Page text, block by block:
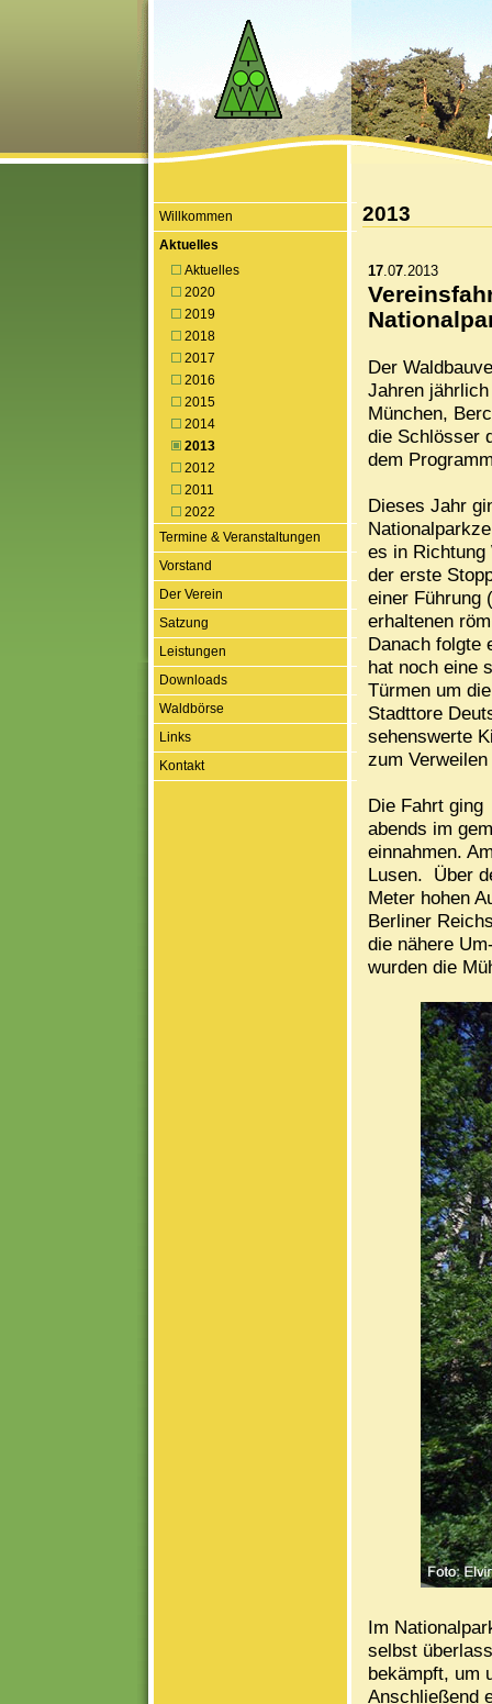
Willkommen
Aktuelles
Aktuelles
2020
2019
2018
2017
2016
2015
2014
2013
2012
2011
2022
Termine & Veranstaltungen
Vorstand
Der Verein
Satzung
Leistungen
Downloads
Waldbörse
Links
Kontakt
2013
17.07.2013
Der
Jahren
München,
die Schlösser
dem
Dieses Jahr
es in Richtung
der erste
einer Führung
erhaltenen
Danach folgte
hat noch eine
Türmen um
Stadttore
sehenswerte
zum
Die Fahrt
abends im
einnahmen.
Lusen. Über
Meter hohen
Berliner
die nähere
wurden die
Im
selbst
bekämpft, um
Anschließend